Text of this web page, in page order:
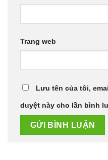
Trang web
Lưu tên của tôi,
duyệt này cho lần bình